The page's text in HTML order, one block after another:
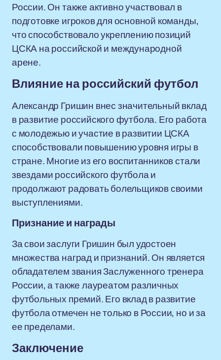
России. Он также активно участвовал в
подготовке игроков для основной команды,
что способствовало укреплению позиций
ЦСКА на российской и международной
арене.
Влияние на российский футбол
Александр Гришин внес значительный вклад
в развитие российского футбола. Его работа
с молодежью и участие в развитии ЦСКА
способствовали повышению уровня игры в
стране. Многие из его воспитанников стали
звездами российского футбола и
продолжают радовать болельщиков своими
выступлениями.
Признание и награды
За свои заслуги Гришин был удостоен
множества наград и признаний. Он является
обладателем звания Заслуженного тренера
России, а также лауреатом различных
футбольных премий. Его вклад в развитие
футбола отмечен не только в России, но и за
ее пределами.
Заключение